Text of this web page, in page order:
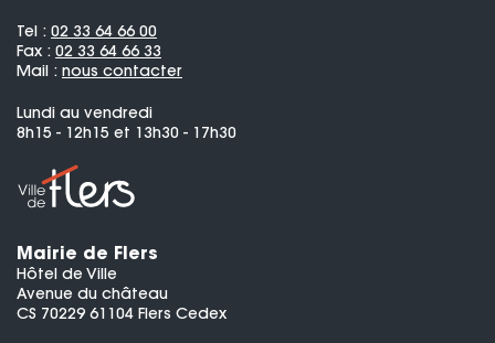
Tel : 02 33 64 66 00
Fax : 02 33 64 66 33
Mail : nous contacter
Lundi au vendredi
8h15 - 12h15 et 13h30 - 17h30
Mairie de Flers
Hôtel de Ville
Avenue du château
CS 70229 61104 Flers Cedex